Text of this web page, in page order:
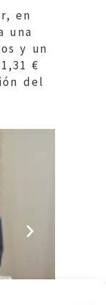
en
una
y un
€
del